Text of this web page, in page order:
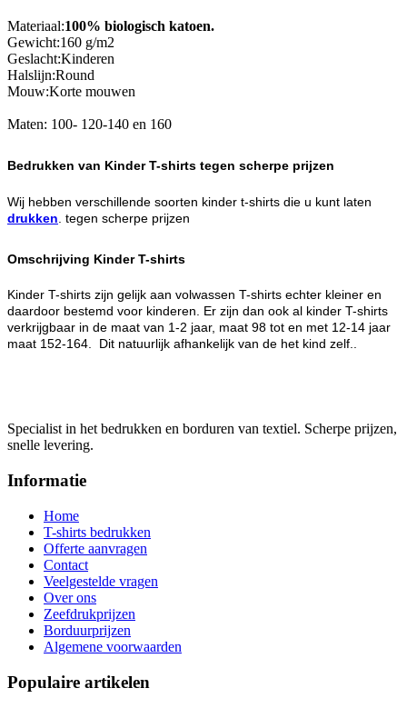
Materiaal:100% biologisch katoen.
Gewicht:160 g/m2
Geslacht:Kinderen
Halslijn:Round
Mouw:Korte mouwen
Maten: 100- 120-140 en 160
Bedrukken van Kinder T-shirts tegen scherpe prijzen
Wij hebben verschillende soorten kinder t-shirts die u kunt laten
drukken . tegen scherpe prijzen
Omschrijving Kinder T-shirts
Kinder T-shirts zijn gelijk aan volwassen T-shirts echter kleiner en
daardoor bestemd voor kinderen. Er zijn dan ook al kinder T-shirts
verkrijgbaar in de maat van 1-2 jaar, maat 98 tot en met 12-14 jaar
maat 152-164. Dit natuurlijk afhankelijk van de het kind zelf..
Specialist in het bedrukken en borduren van textiel. Scherpe prijzen,
snelle levering.
Informatie
Home
T-shirts bedrukken
Offerte aanvragen
Contact
Veelgestelde vragen
Over ons
Zeefdrukprijzen
Borduurprijzen
Algemene voorwaarden
Populaire artikelen